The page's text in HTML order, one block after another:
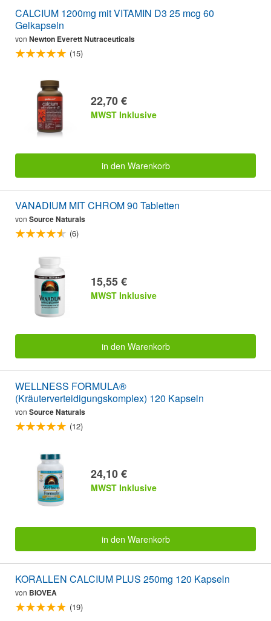
CALCIUM 1200mg mit VITAMIN D3 25 mcg 60
Gelkapseln
von Newton Everett Nutraceuticals
(15)
22,70 €
MWST Inklusive
in den Warenkorb
VANADIUM MIT CHROM 90 Tabletten
von Source Naturals
(6)
15,55 €
MWST Inklusive
in den Warenkorb
WELLNESS FORMULA®
(Kräuterverteidigungskomplex) 120 Kapseln
von Source Naturals
(12)
24,10 €
MWST Inklusive
in den Warenkorb
KORALLEN CALCIUM PLUS 250mg 120 Kapseln
von BIOVEA
(19)